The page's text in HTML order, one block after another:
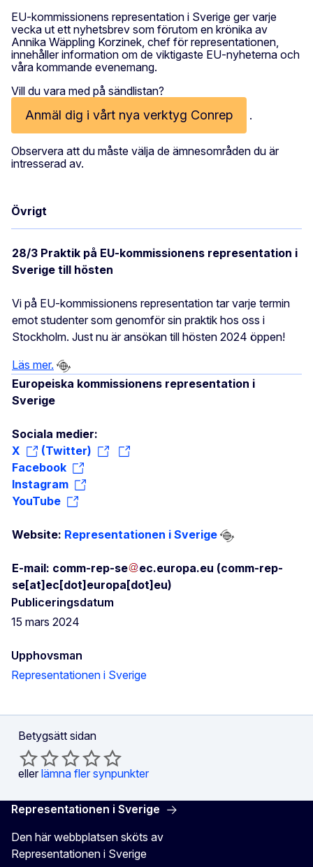
EU-kommissionens representation i Sverige ger varje
vecka ut ett nyhetsbrev som förutom en krönika av
Annika Wäppling Korzinek, chef för representationen,
innehåller information om de viktigaste EU-nyheterna och
våra kommande evenemang.
Vill du vara med på sändlistan?
Anmäl dig i vårt nya verktyg Conrep .
Observera att du måste välja de ämnesområden du är
intresserad av.
Övrigt
28/3 Praktik på EU-kommissionens representation i
Sverige till hösten
Vi på EU-kommissionens representation tar varje termin
emot studenter som genomför sin praktik hos oss i
Stockholm. Just nu är ansökan till hösten 2024 öppen!
Läs mer.
Europeiska kommissionens representation i
Sverige
Sociala medier:
X
(Twitter)
Facebook
Instagram
YouTube
Website: Representationen i Sverige
E-mail: comm-rep-se ec.europa.eu (comm-rep-
se[at]ec[dot]europa[dot]eu)
Publiceringsdatum
15 mars 2024
Upphovsman
Representationen i Sverige
Betygsätt sidan
eller lämna fler synpunkter
Representationen i Sverige
Den här webbplatsen sköts av
Representationen i Sverige